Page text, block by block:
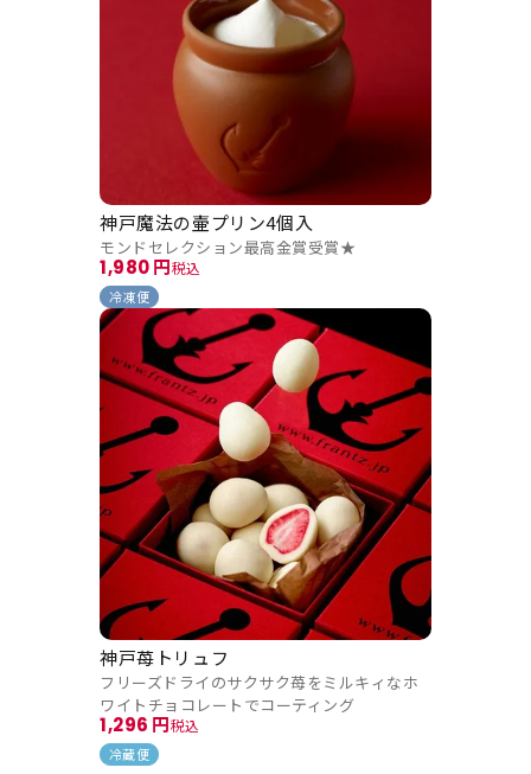
モンドセレクション最高金賞受賞★
神戸魔法の壷プリン4個入
冷凍便
1,980 税込
フリーズドライのサクサク苺をミルキィなホ
ワイトチョコレートでコーティング
神戸苺トリュフ
冷蔵便
1,296 税込